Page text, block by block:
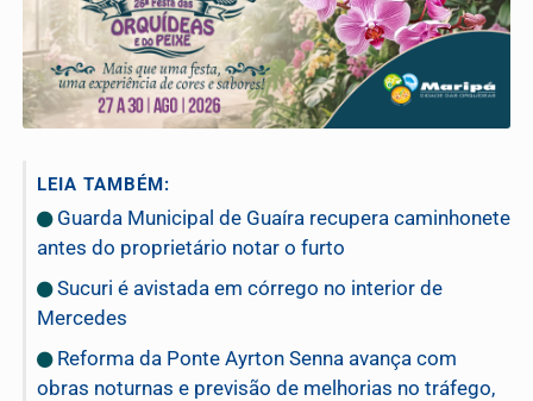
LEIA TAMBÉM:
Guarda Municipal de Guaíra recupera caminhonete
antes do proprietário notar o furto
Sucuri é avistada em córrego no interior de
Mercedes
Reforma da Ponte Ayrton Senna avança com
obras noturnas e previsão de melhorias no tráfego,